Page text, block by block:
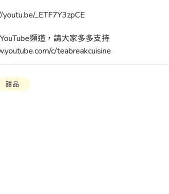
_ETF7Y3zpCE
頻道，請大家多多支持
c/teabreakcuisine
甜品